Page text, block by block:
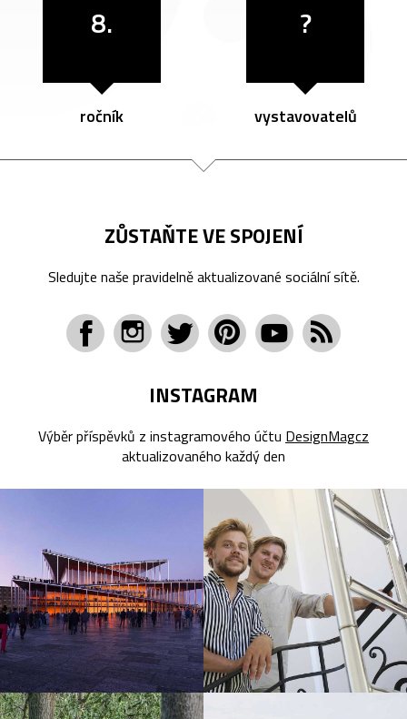
8.
ročník
?
vystavovatelů
ZŮSTAŇTE VE SPOJENÍ
Sledujte naše pravidelně aktualizované sociální sítě.
INSTAGRAM
Výběr příspěvků z instagramového účtu DesignMagcz
aktualizovaného každý den